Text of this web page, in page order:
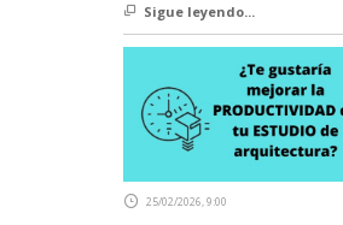
Sigue leyendo...
25/02/2026, 9:00